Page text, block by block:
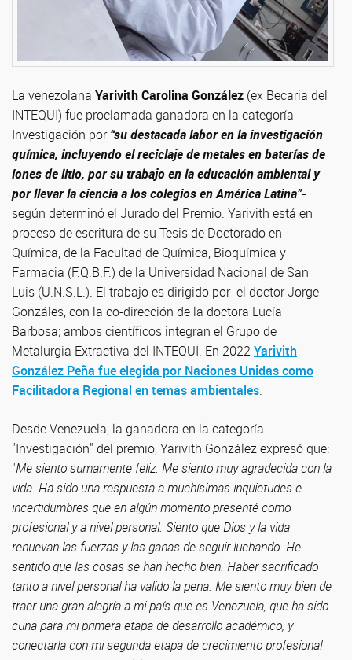
La venezolana Yarivith Carolina González (ex Becaria del
INTEQUI) fue proclamada ganadora en la categoría
Investigación por“su destacada labor en la investigación
química, incluyendo el reciclaje de metales en baterías de
iones de litio, por su trabajo en la educación ambiental y
por llevar la ciencia a los colegios en América Latina”-
según determinó el Jurado del Premio. Yarivith está en
proceso de escritura de su Tesis de Doctorado en
Química, de la Facultad de Química, Bioquímica y
Farmacia (F.Q.B.F.) de la Universidad Nacional de San
Luis (U.N.S.L.). El trabajo es dirigido por el doctor Jorge
Gonzáles, con la co-dirección de la doctora Lucía
Barbosa; ambos científicos integran el Grupo de
Metalurgia Extractiva del INTEQUI. En 2022Yarivith
González Peña fue elegida por Naciones Unidas como
Facilitadora Regional en temas ambientales.
Desde Venezuela, la ganadora en la categoría
"Investigación" del premio, Yarivith González expresó que:
"Me siento sumamente feliz. Me siento muy agradecida con la
vida. Ha sido una respuesta a muchísimas inquietudes e
incertidumbres que en algún momento presenté como
profesional y a nivel personal. Siento que Dios y la vida
renuevan las fuerzas y las ganas de seguir luchando. He
sentido que las cosas se han hecho bien. Haber sacrificado
tanto a nivel personal ha valido la pena. Me siento muy bien de
traer una gran alegría a mi país que es Venezuela, que ha sido
cuna para mi primera etapa de desarrollo académico, y
conectarla con mi segunda etapa de crecimiento profesional